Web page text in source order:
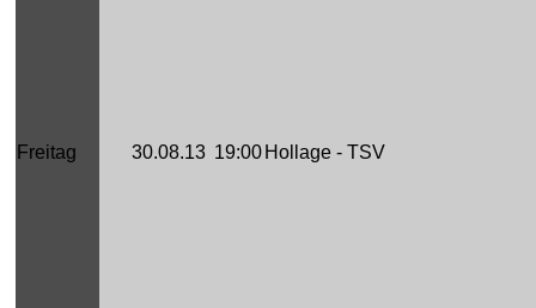
Freitag 30.08.13 19:00 Hollage - TSV